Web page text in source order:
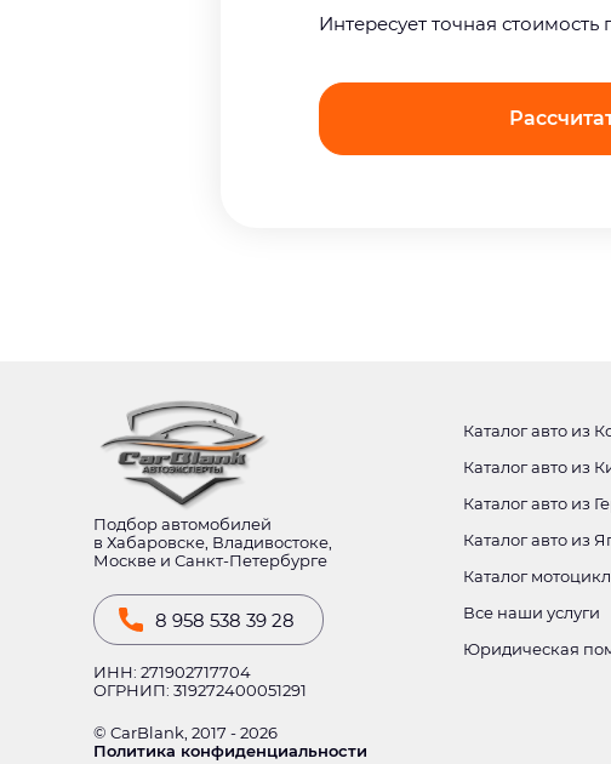
Интерeсует точная
Подбор автомобилей
в Хабаровске, Владивостоке,
Москве и Санкт-Петербурге
8 958 538 39 28
ИНН: 271902717704
ОГРНИП: 319272400051291
© CarBlank, 2017 - 2026
Политика конфиденциальности
Каталог авто из
Каталог авто из
Каталог авто из
Каталог авто из
Каталог
Все наши услуги
Юридическая